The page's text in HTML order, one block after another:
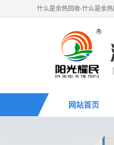
什么是余热回收-什么是余
网站首页